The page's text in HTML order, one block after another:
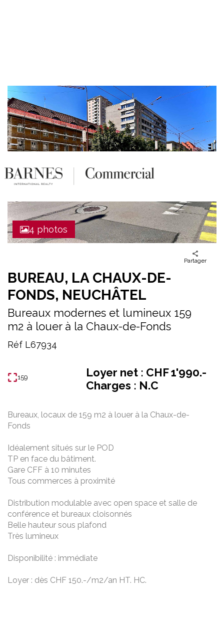
4 photos
BUREAU, LA CHAUX-DE-
FONDS, NEUCHÂTEL
Partager
Bureaux modernes et lumineux 159
m2 à louer à la Chaux-de-Fonds
Réf L67934
159
Loyer net : CHF 1'990.-
Charges : N.C
Bureaux, locaux de 159 m2 à louer à la Chaux-de-
Fonds
Idéalement situés sur le POD
TP en face du bâtiment.
Gare CFF à 10 minutes
Tous commerces à proximité
Distribution modulable avec open space et salle de
conférence et bureaux cloisonnés
Belle hauteur sous plafond
Très lumineux
Disponibilité : immédiate
Loyer : dès CHF 150.-/m2/an HT. HC.